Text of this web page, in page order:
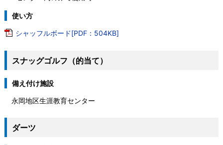
使い方
シャッフルボード[PDF：504KB]
スナッグゴルフ（的当て）
備え付け施設
永岡地区生涯教育センター
ダーツ